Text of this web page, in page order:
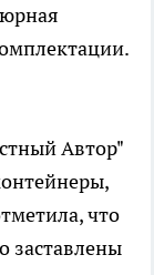
Автор"
что
заставлены